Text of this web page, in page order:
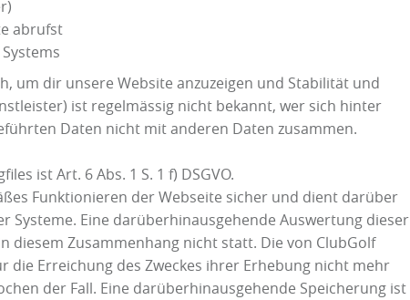
abrufst
um dir unsere Website anzuzeigen und Stabilität und
ist regelmässig nicht bekannt, wer sich hinter
Daten nicht mit anderen Daten zusammen.
ist Art. 6 Abs. 1 S. 1 f) DSGVO.
Funktionieren der Webseite sicher und dient darüber
Systeme. Eine darüberhinausgehende Auswertung dieser
diesem Zusammenhang nicht statt. Die von ClubGolf
die Erreichung des Zweckes ihrer Erhebung nicht mehr
der Fall. Eine darüberhinausgehende Speicherung ist